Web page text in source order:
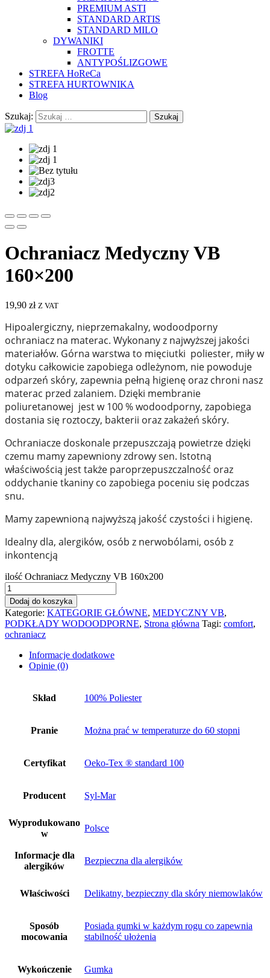
PREMIUM ASTI
STANDARD ARTIS
STANDARD MILO
DYWANIKI
FROTTE
ANTYPOŚLIZGOWE
STREFA HoReCa
STREFA HURTOWNIKA
Blog
Szukaj:
Ochraniacz Medyczny VB
160×200
19,90 zł Z VAT
Hipoalergiczny, nieprzemakalny, wodoodporny
ochraniacz na materac. Wykonany z najwyższej jakości
materiałów. Górna warstwa to mięciutki poliester, miły w
dotyku całkowicie zapobiega odleżynom, nie powoduje
odparzeń skóry, zapewnia pełną higienę oraz chroni nasz
materac przed zalaniem. Dzięki membranie
poliuretanowej jest w 100 % wodoodporny, zapobiega
dostania się roztoczy, bakterii oraz zakażeń skóry.
Ochraniacze doskonale przepuszczają powietrze dzięki
czemu mamy zapewniony zdrowy sen. Istotną
właściwością jest także paroprzepuszczalność oraz
oddychanie tkaniny co zapobiega poceniu się podczas
snu.
Mamy zapewnioną najwyższą jakość czystości i higienę.
Idealny dla, alergików, osób z nerwobólami, osób z
inkontencją
ilość Ochraniacz Medyczny VB 160x200
Dodaj do koszyka
Kategorie: KATEGORIE GŁÓWNE, MEDYCZNY VB,
PODKŁADY WODOODPORNE, Strona główna Tagi: comfort,
ochraniacz
Informacje dodatkowe
Opinie (0)
Skład 100% Poliester
Pranie Można prać w temperaturze do 60 stopni
Certyfikat Oeko-Tex ® standard 100
Producent Syl-Mar
Wyprodukowano
w
Polsce
Informacje dla
alergików
Bezpieczna dla alergików
Właściwości Delikatny, bezpieczny dla skóry niemowlaków
Sposób
mocowania
Posiada gumki w każdym rogu co zapewnia
stabilność ułożenia
Wykończenie Gumka